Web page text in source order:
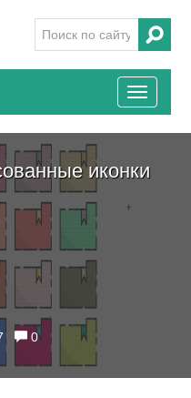
Toggle
иконки
0